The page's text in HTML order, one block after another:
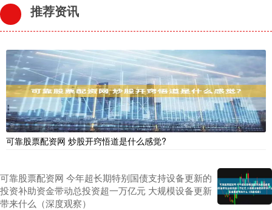
推荐资讯
可靠股票配资网 炒股开窍悟道是什么感觉?
可靠股票配资网 今年超长期特别国债支持设备更新的
投资补助资金带动总投资超一万亿元 大规模设备更新
带来什么（深度观察）